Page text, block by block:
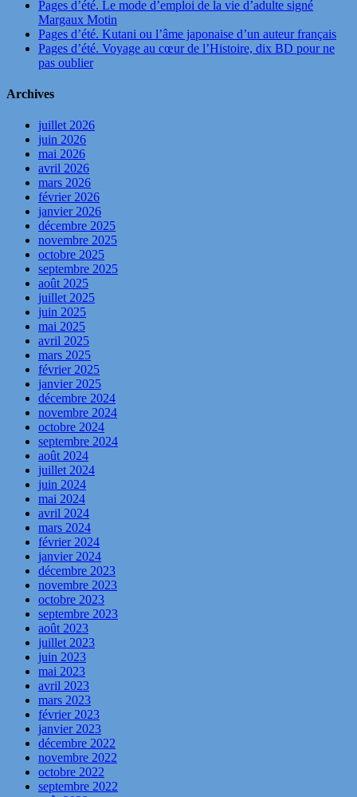
Pages d’été. Le mode d’emploi de la vie d’adulte signé
Margaux Motin
Pages d’été. Kutani ou l’âme japonaise d’un auteur français
Pages d’été. Voyage au cœur de l’Histoire, dix BD pour ne
pas oublier
Archives
juillet 2026
juin 2026
mai 2026
avril 2026
mars 2026
février 2026
janvier 2026
décembre 2025
novembre 2025
octobre 2025
septembre 2025
août 2025
juillet 2025
juin 2025
mai 2025
avril 2025
mars 2025
février 2025
janvier 2025
décembre 2024
novembre 2024
octobre 2024
septembre 2024
août 2024
juillet 2024
juin 2024
mai 2024
avril 2024
mars 2024
février 2024
janvier 2024
décembre 2023
novembre 2023
octobre 2023
septembre 2023
août 2023
juillet 2023
juin 2023
mai 2023
avril 2023
mars 2023
février 2023
janvier 2023
décembre 2022
novembre 2022
octobre 2022
septembre 2022